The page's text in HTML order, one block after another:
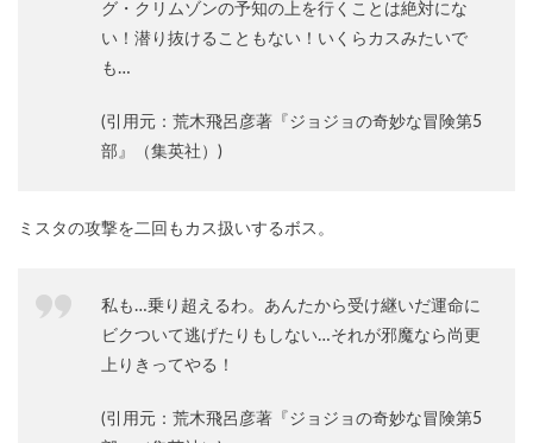
グ・クリムゾンの予知の上を行くことは絶対にな
い！潜り抜けることもない！いくらカスみたいで
も…
(引用元：荒木飛呂彦著『ジョジョの奇妙な冒険第5
部』（集英社）)
ミスタの攻撃を二回もカス扱いするボス。
私も…乗り超えるわ。あんたから受け継いだ運命に
ビクついて逃げたりもしない…それが邪魔なら尚更
上りきってやる！
(引用元：荒木飛呂彦著『ジョジョの奇妙な冒険第5